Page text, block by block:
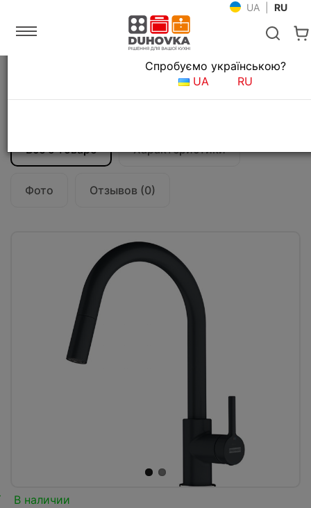
UA RU
Мойки и смесители Смесители для кухни
Смеситель кухонный Franke Lina
Все о товаре Характеристики
Фото Отзывов (0)
Язык магазина
Спробуємо українською?
UA
RU
В наличии